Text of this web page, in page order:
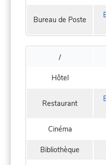
Bureau de Poste
/
Hôtel
Restaurant
Cinéma
Bibliothèque